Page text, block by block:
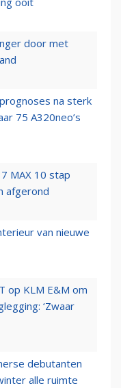
door met
na sterk
75 A320neo’s
MAX 10 stap
afgerond
van nieuwe
op KLM E&M om
‘Zwaar
debutanten
alle ruimte